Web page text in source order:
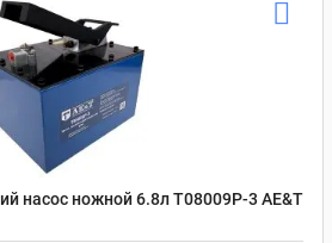
насос ножной 6.8л T08009P-3 AE&T